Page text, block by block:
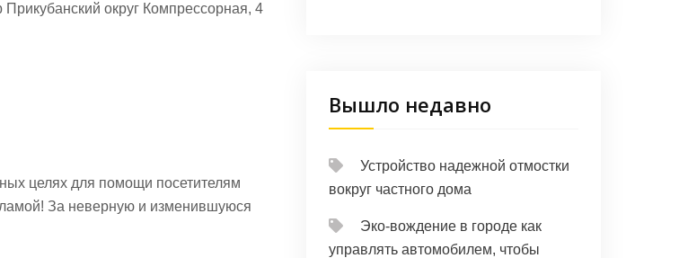
Прикубанский округ Компрессорная, 4
целях для помощи посетителям
За неверную и изменившуюся
Вышло недавно
Устройство надежной отмостки
вокруг частного дома
Эко-вождение в городе как
управлять автомобилем, чтобы